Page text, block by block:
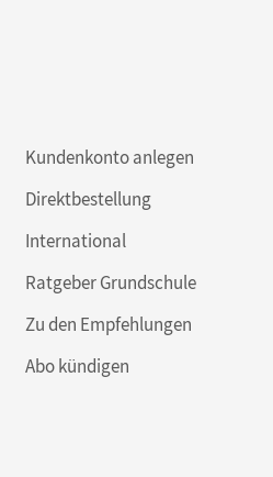
Kundenkonto anlegen
Direktbestellung
International
Ratgeber Grundschule
Zu den Empfehlungen
Abo kündigen